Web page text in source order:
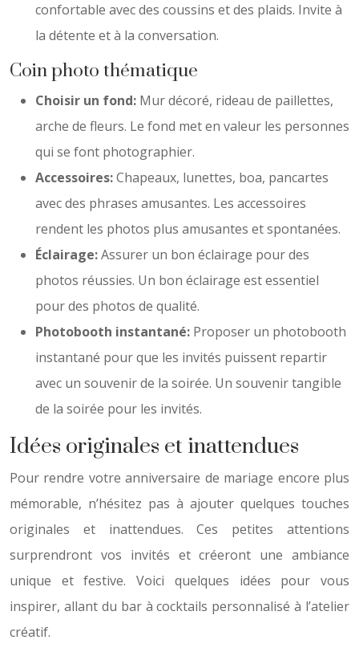
confortable avec des coussins et des plaids. Invite à
la détente et à la conversation.
Coin photo thématique
Choisir un fond: Mur décoré, rideau de paillettes,
arche de fleurs. Le fond met en valeur les personnes
qui se font photographier.
Accessoires:Chapeaux, lunettes, boa, pancartes
avec des phrases amusantes. Les accessoires
rendent les photos plus amusantes et spontanées.
Éclairage:Assurer un bon éclairage pour des
photos réussies. Un bon éclairage est essentiel
pour des photos de qualité.
Photobooth instantané: Proposer un photobooth
instantané pour que les invités puissent repartir
avec un souvenir de la soirée. Un souvenir tangible
de la soirée pour les invités.
Idées originales et inattendues
Pour rendre votre anniversaire de mariage encore plus
mémorable, n’hésitez pas à ajouter quelques touches
originales et inattendues. Ces petites attentions
surprendront vos invités et créeront une ambiance
unique et festive. Voici quelques idées pour vous
inspirer, allant du bar à cocktails personnalisé à l’atelier
créatif.